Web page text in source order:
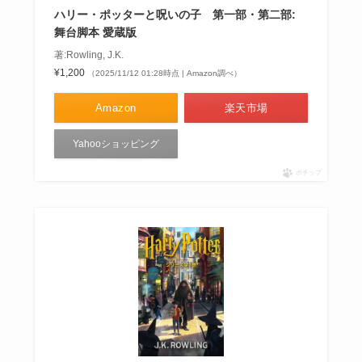
ハリー・ポッターと呪いの子 第一部・第二部:
舞台脚本 愛蔵版
著:Rowling, J.K.
¥1,200
（2025/11/12 01:28時点 | Amazon調べ）
Amazon 楽天市場
Yahooショッピング
ポチップ